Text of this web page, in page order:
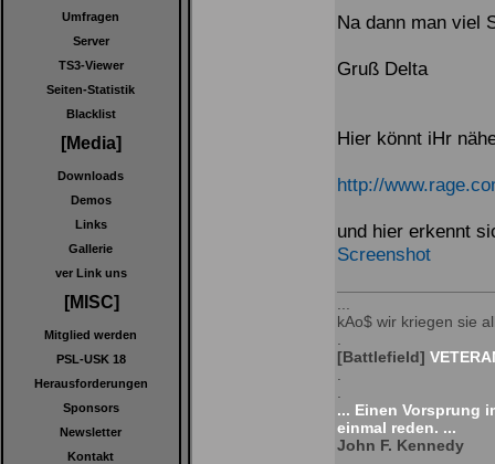
Umfragen
Server
TS3-Viewer
Seiten-Statistik
Blacklist
[Media]
Downloads
Demos
Links
Gallerie
ver Link uns
[MISC]
Mitglied werden
PSL-USK 18
Herausforderungen
Sponsors
Newsletter
Kontakt
Na dann man viel
Gruß Delta
Hier könnt iHr
http://
und hier erkennt
Screenshot
kAo$ wir kriegen sie
[Battlefield]
... Einen Vorsprung
einmal reden. ...
John F. Kennedy